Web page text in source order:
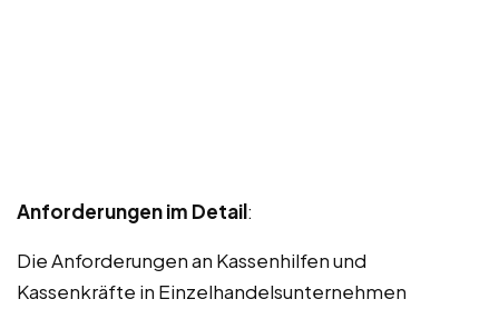
Anforderungen im Detail:
Die Anforderungen an Kassenhilfen und
Kassenkräfte in Einzelhandelsunternehmen